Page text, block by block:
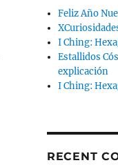
Feliz Año
I Ching:
Estallidos
explicación
I Ching:
RECENT